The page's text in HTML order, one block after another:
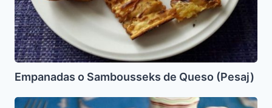
Empanadas o Sambousseks de Queso (Pesaj)
Calabacines